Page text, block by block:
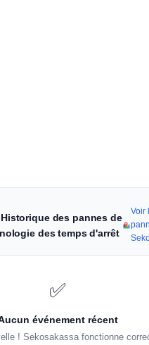
des pannes de
des temps d'arrêt
Voir
✅
événement récent
! Sekosakassa fonctionne